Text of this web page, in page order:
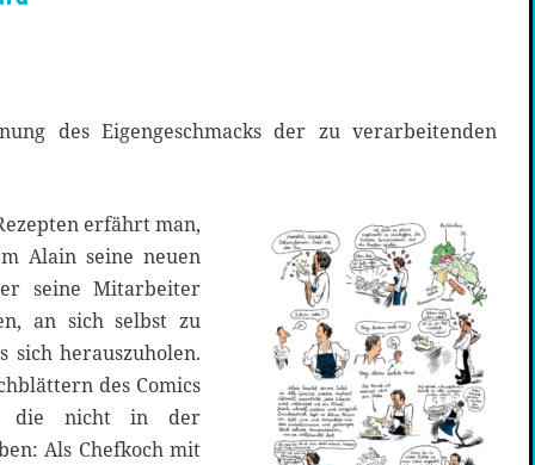
des Eigengeschmacks der zu verarbeitenden
erfährt man,
Alain seine neuen
seine Mitarbeiter
an sich selbst zu
sich herauszuholen.
des Comics
die nicht in der
Als Chefkoch mit